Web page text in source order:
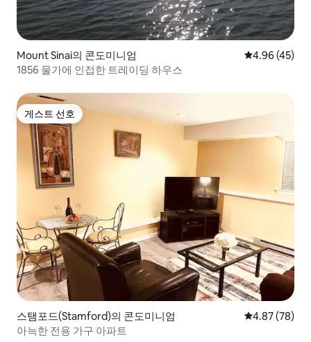
Mount Sinai의 콘도미니엄 평점 4.96점(5
4.96 (45)
1856 물가에 인접한 트레이딩 하우스
게스트 선호
게스트 선호
스탬포드(Stamford)의 콘도미니엄 평점 4.87점(5
4.87 (78)
아늑한 전용 가구 아파트